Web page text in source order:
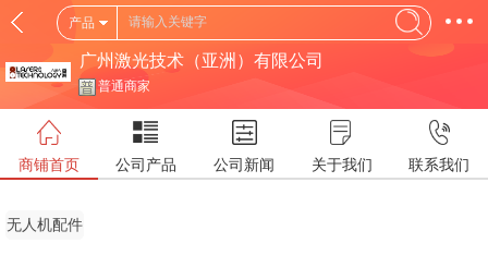
产品
广州激光技术（亚洲）有限公司
普通商家
商铺首页 公司产品 公司新闻 关于我们 联系我们
无人机配件